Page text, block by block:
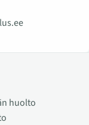
huolto